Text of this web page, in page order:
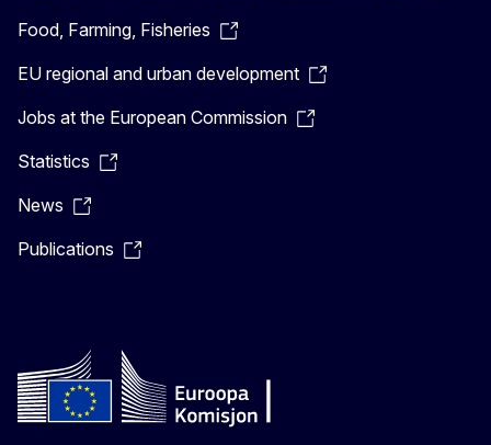
Food, Farming, Fisheries
EU regional and urban development
Jobs at the European Commission
Statistics
News
Publications